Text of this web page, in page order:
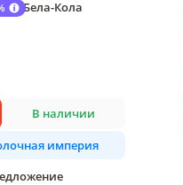
Бела-Кола
В наличии
империя